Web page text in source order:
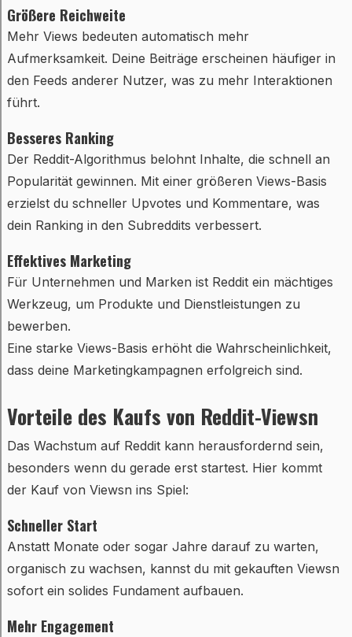
Größere Reichweite
Mehr Views bedeuten automatisch mehr
Aufmerksamkeit. Deine Beiträge erscheinen häufiger in
den Feeds anderer Nutzer, was zu mehr Interaktionen
führt.
Besseres Ranking
Der Reddit-Algorithmus belohnt Inhalte, die schnell an
Popularität gewinnen. Mit einer größeren Views-Basis
erzielst du schneller Upvotes und Kommentare, was
dein Ranking in den Subreddits verbessert.
Effektives Marketing
Für Unternehmen und Marken ist Reddit ein mächtiges
Werkzeug, um Produkte und Dienstleistungen zu
bewerben.
Eine starke Views-Basis erhöht die Wahrscheinlichkeit,
dass deine Marketingkampagnen erfolgreich sind.
Vorteile des Kaufs von Reddit-Viewsn
Das Wachstum auf Reddit kann herausfordernd sein,
besonders wenn du gerade erst startest. Hier kommt
der Kauf von Viewsn ins Spiel:
Schneller Start
Anstatt Monate oder sogar Jahre darauf zu warten,
organisch zu wachsen, kannst du mit gekauften Viewsn
sofort ein solides Fundament aufbauen.
Mehr Engagement